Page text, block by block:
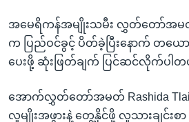
အမေရိကန်အမျိုးသမီး လွှတ်တော်အမ
က ပြည်ဝင်ခွင့် ပိတ်ခဲ့ပြီးနောက် တယ
ပေးဖို့ ဆုံးဖြတ်ချက် ပြင်ဆင်လိုက်ပါ
အောက်လွှတ်တော်အမတ် Rashida
လူမျိုးအဖွားနဲ့ တွေ့နိုင်ဖို့ လူသားချင်းစ